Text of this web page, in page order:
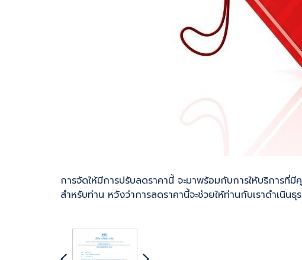
การจัดให้มีการปรับลดราคานี้ จะมาพร้อมกับการให้บริการ
สำหรับท่าน หวังว่าการลดราคานี้จะช่วยให้ท่านกับเราดำเนิน